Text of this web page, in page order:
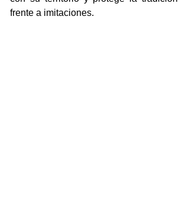
frente a imitaciones.